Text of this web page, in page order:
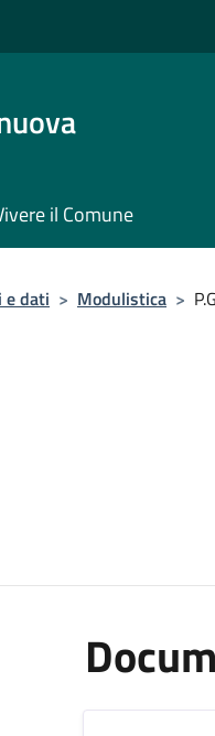
il Comune
e dati > Modulistica >